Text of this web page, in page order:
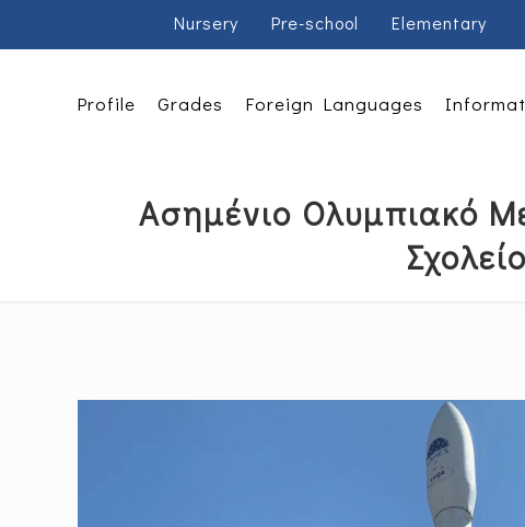
Nursery Pre-school Elementary
Profile Grades Foreign Languages
Ασημένιο Ολυμπιακό